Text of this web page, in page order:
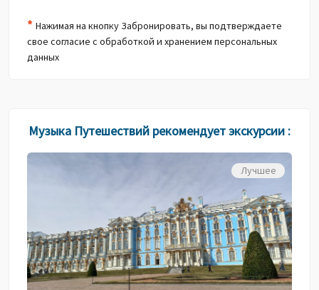
* Нажимая на кнопку Забронировать, вы подтверждаете
свое согласие с обработкой и хранением персональных
данных
Музыка Путешествий рекомендует экскурсии :
Лучшее